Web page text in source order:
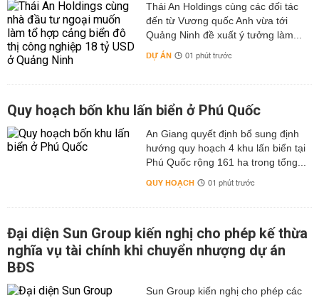
Thái An Holdings cùng các đối tác
đến từ Vương quốc Anh vừa tới
Quảng Ninh đề xuất ý tưởng làm...
DỰ ÁN 01 phút trước
Quy hoạch bốn khu lấn biển ở Phú Quốc
An Giang quyết định bổ sung định
hướng quy hoạch 4 khu lấn biển tại
Phú Quốc rộng 161 ha trong tổng...
QUY HOẠCH 01 phút trước
Đại diện Sun Group kiến nghị cho phép kế thừa
nghĩa vụ tài chính khi chuyển nhượng dự án
BĐS
Sun Group kiến nghị cho phép các